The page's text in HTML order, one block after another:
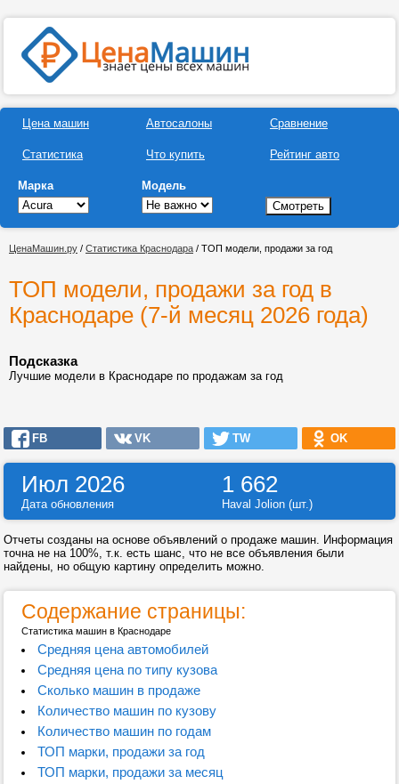
Цена машин
Статистика
Автосалоны
Что купить
Сравнение
Рейтинг авто
Марка Модель
ЦенаМашин.ру / Статистика Краснодара / ТОП модели, продажи за год
ТОП модели, продажи за год в
Краснодаре (7-й месяц 2026 года)
Подсказка
Лучшие модели в Краснодаре по продажам за год
FB VK TW OK
Июл 2026 1 662
Дата обновления Haval Jolion (шт.)
Отчеты созданы на основе объявлений о продаже машин. Информация
точна не на 100%, т.к. есть шанс, что не все объявления были
найдены, но общую картину определить можно.
Содержание страницы:
Статистика машин в Краснодаре
Средняя цена автомобилей
Средняя цена по типу кузова
Сколько машин в продаже
Количество машин по кузову
Количество машин по годам
ТОП марки, продажи за год
ТОП марки, продажи за месяц